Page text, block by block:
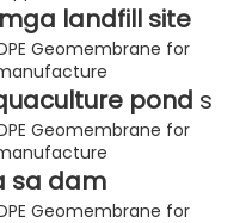
landfill site
pond s
sa dam